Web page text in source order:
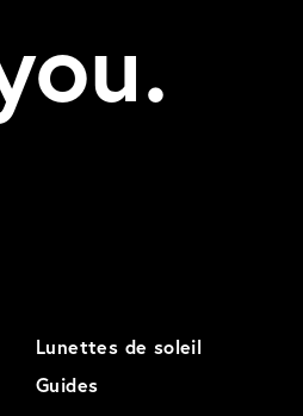
Lunettes de soleil
Guides